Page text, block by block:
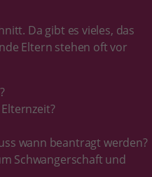
Da gibt es vieles, das
Eltern stehen oft vor
wann beantragt werden?
Schwangerschaft und